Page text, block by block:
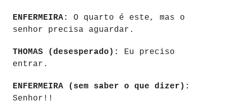
ENFERMEIRA:
O quarto é este, mas o
senhor precisa aguardar.
THOMAS (desesperado):
Eu preciso
entrar.
ENFERMEIRA (sem saber o que dizer):
Senhor!!